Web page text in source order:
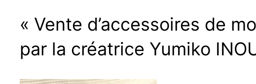
« Vente d’accessoires de
par la créatrice Yumiko